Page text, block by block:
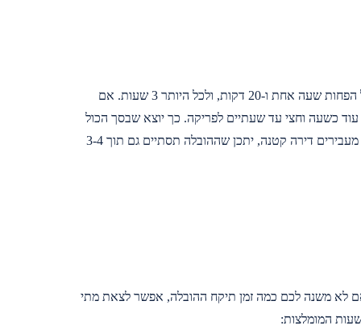
תלוי בשעה שבה היא מתבצעת, כשזה יכול לקחת לכל הפחות שעה אחת ו-20 דקות, ולכל היותר 3 שעות. אם
כשעה וחצי עד שעתיים לפריקה. כך יוצא שבסך הכול
ההובלה יכולה לקחת 8 שעות אם מבצעים אותה בשעה שאינה אידיאלית. מנגד, אם אתם מעבירים דירה קטנה, יתכן שההובלה תסתיים גם תוך 3-4
לא משנה לכם כמה זמן תיקח ההובלה, אפשר לצאת מתי
המומלצות: